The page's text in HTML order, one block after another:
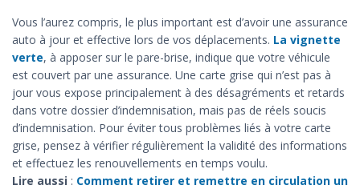
Vous l’aurez compris, le plus important est d’avoir une assurance
auto à jour et effective lors de vos déplacements. La vignette
verte, à apposer sur le pare-brise, indique que votre véhicule
est couvert par une assurance. Une carte grise qui n’est pas à
jour vous expose principalement à des désagréments et retards
dans votre dossier d’indemnisation, mais pas de réels soucis
d’indemnisation. Pour éviter tous problèmes liés à votre carte
grise, pensez à vérifier régulièrement la validité des informations
et effectuez les renouvellements en temps voulu.
Lire aussi : Comment retirer et remettre en circulation un